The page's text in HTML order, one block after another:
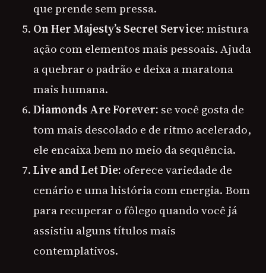
que prende sem pressa.
On Her Majesty’s Secret Service:mistura
ação com elementos mais pessoais. Ajuda
a quebrar o padrão e deixa a maratona
mais humana.
Diamonds Are Forever: se você gosta de
tom mais descolado e de ritmo acelerado,
ele encaixa bem no meio da sequência.
Live and Let Die: oferece variedade de
cenário e uma história com energia. Bom
para recuperar o fôlego quando você já
assistiu alguns títulos mais
contemplativos.